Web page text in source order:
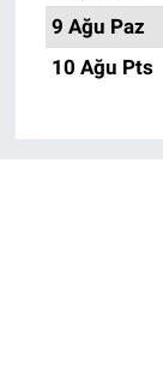
9 Ağu Paz
10 Ağu Pts